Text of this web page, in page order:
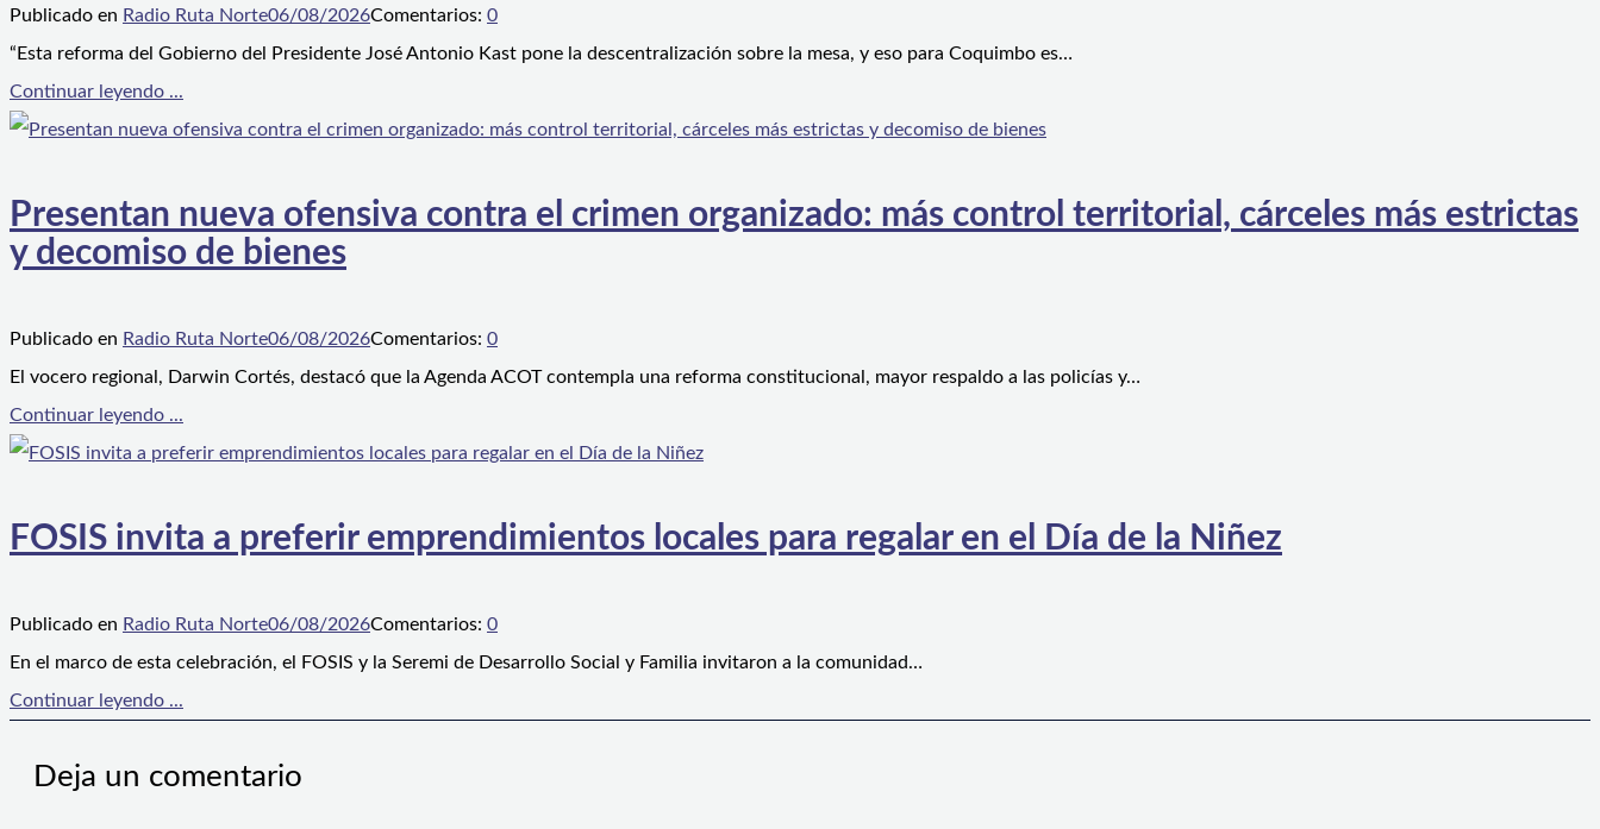
Publicado en Radio Ruta Norte06/08/2026Comentarios: 0
“Esta reforma del Gobierno del Presidente José Antonio Kast pone la descentralización sobre la mesa, y eso para Coquimbo es…
Continuar leyendo ...
Presentan nueva ofensiva contra el crimen organizado: más control territorial, cárceles más estrictas
y decomiso de bienes
Publicado en Radio Ruta Norte06/08/2026Comentarios: 0
El vocero regional, Darwin Cortés, destacó que la Agenda ACOT contempla una reforma constitucional, mayor respaldo a las policías y…
Continuar leyendo ...
FOSIS invita a preferir emprendimientos locales para regalar en el Día de la Niñez
Publicado en Radio Ruta Norte06/08/2026Comentarios: 0
En el marco de esta celebración, el FOSIS y la Seremi de Desarrollo Social y Familia invitaron a la comunidad…
Continuar leyendo ...
Deja un comentario